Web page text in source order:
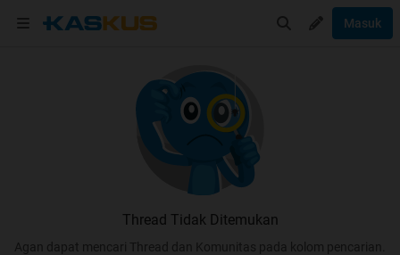
Masuk
Thread Tidak Ditemukan
Agan dapat mencari Thread dan Komunitas pada kolom pencarian.